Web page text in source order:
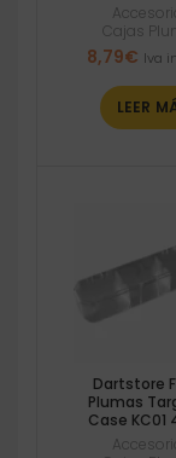
Cajas
8,79€ Iva
LEER
Dartstore
Plumas
Case KC01